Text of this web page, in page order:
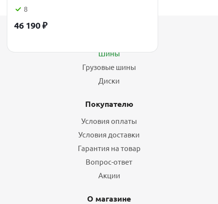
8
46 190₽
Шины
Грузовые шины
Диски
Покупателю
Условия оплаты
Условия доставки
Гарантия на товар
Вопрос-ответ
Акции
О магазине